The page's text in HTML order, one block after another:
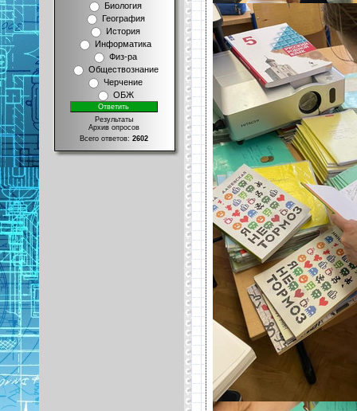
Биология
География
История
Информатика
Физ-ра
Обществознание
Черчение
ОБЖ
Результаты
Архив опросов
Всего ответов: 2602